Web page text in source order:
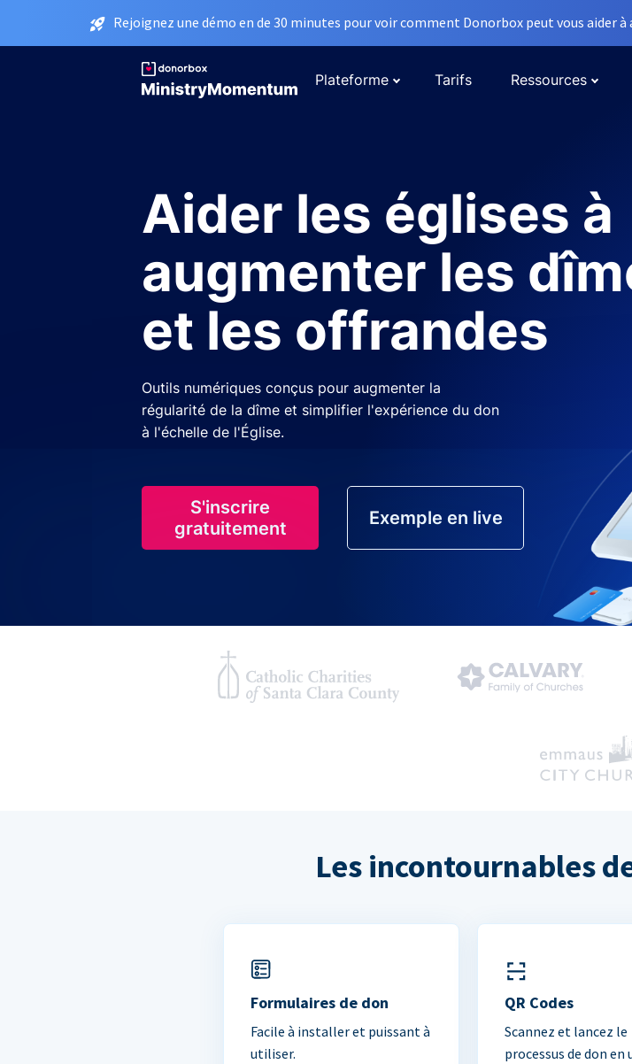
Rejoignez une démo en de 30 minutes pour voir comment Donorbox peut vous aider
Plateforme Tarifs Ressources
Aider les églises à
augmenter les
et les offrandes
Outils numériques conçus pour augmenter la
régularité de la dîme et simplifier l'expérience du don
à l'échelle de l'Église.
S'inscrire
gratuitement
Exemple en live
Les incontournables
Formulaires de don
Facile à installer et puissant à
utiliser.
QR Codes
Scannez et lancez le
processus de don en